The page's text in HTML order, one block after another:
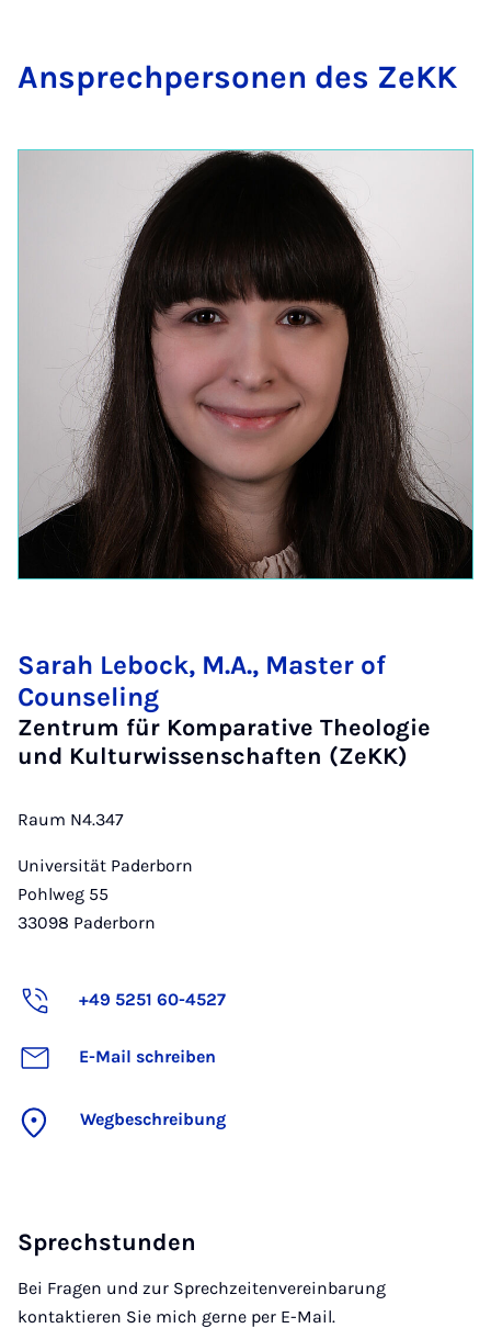
An­sprech­per­so­nen des ZeKK
Sarah Lebock, M.A., Master of
Counseling
Zentrum für Komparative Theologie
und Kulturwissenschaften (ZeKK)
Raum N4.347
Universität Paderborn
Pohlweg 55
33098 Paderborn
+49 5251 60-4527
E-Mail schreiben
Wegbeschreibung
Sprechstunden
Bei Fragen und zur Sprechzeitenvereinbarung
kontaktieren Sie mich gerne per E-Mail.